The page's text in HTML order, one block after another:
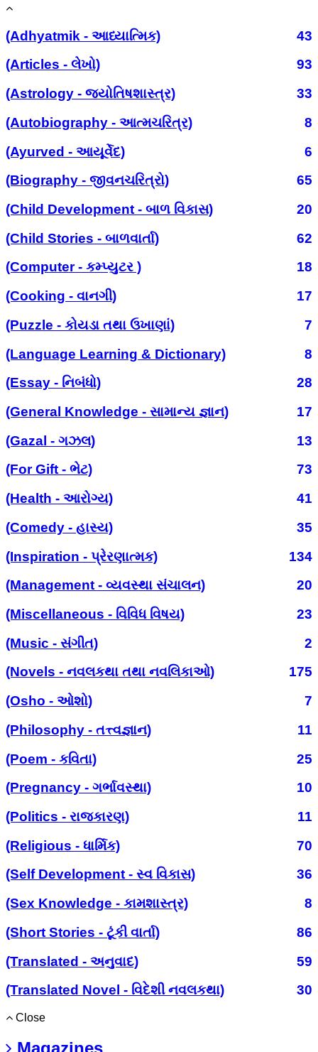
(Adhyatmik - આધ્યાત્મિક)
43
(Articles - લેખો)
93
(Astrology - જ્યોતિષશાસ્ત્ર)
33
(Autobiography - આત્મચરિત્ર)
8
(Ayurved - આયૂર્વેદ)
6
(Biography - જીવનચરિત્રો)
65
(Child Development - બાળ વિકાસ)
20
(Child Stories - બાળવાર્તા)
62
(Computer - કમ્પ્યુટર )
18
(Cooking - વાનગી)
17
(Puzzle - કોયડા તથા ઉખાણાં)
7
(Language Learning & Dictionary)
8
(Essay - નિબંધો)
28
(General Knowledge - સામાન્ય જ્ઞાન)
17
(Gazal - ગઝલ)
13
(For Gift - ભેટ)
73
(Health - આરોગ્ય)
41
(Comedy - હાસ્ય)
35
(Inspiration - પ્રેરણાત્મક)
134
(Management - વ્યવસ્થા સંચાલન)
20
(Miscellaneous - વિવિધ વિષય)
23
(Music - સંગીત)
2
(Novels - નવલકથા તથા નવલિકાઓ)
175
(Osho - ઓશો)
7
(Philosophy - તત્ત્વજ્ઞાન)
11
(Poem - કવિતા)
25
(Pregnancy - ગર્ભાવસ્થા)
10
(Politics - રાજકારણ)
11
(Religious - ધાર્મિક)
70
(Self Development - સ્વ વિકાસ)
36
(Sex Knowledge - કામશાસ્ત્ર)
8
(Short Stories - ટૂંકી વાર્તા)
86
(Translated - અનુવાદ)
59
(Translated Novel - વિદેશી નવલકથા)
30
Close
Magazines